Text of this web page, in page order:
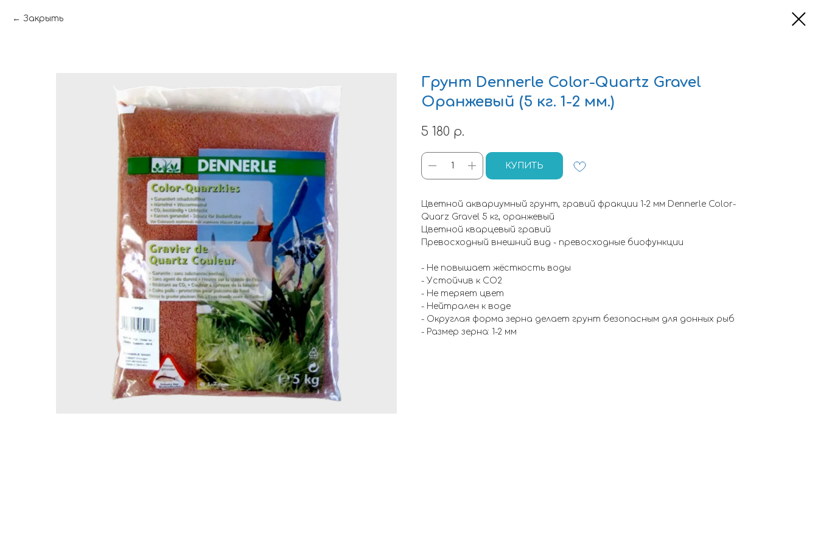
Закрыть
Грунт Dennerle Color-Quartz Gravel
Оранжевый (5 кг. 1-2 мм.)
5 180 р.
КУПИТЬ
Цветной аквариумный грунт, гравий фракции 1-2 мм Dennerle Color-
Quarz Gravel 5 кг, оранжевый
Цветной кварцевый гравий
Превосходный внешний вид - превосходные биофункции
- Не повышает жёсткость воды
- Устойчив к СО2
- Не теряет цвет
- Нейтрален к воде
- Округлая форма зерна делает грунт безопасным для донных рыб
- Размер зерна: 1-2 мм